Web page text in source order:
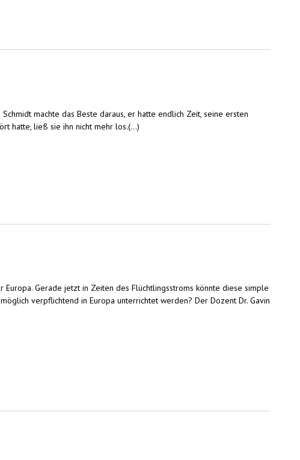
machte das Beste daraus, er hatte endlich Zeit, seine ersten
hatte, ließ sie ihn nicht mehr los.(...)
Gerade jetzt in Zeiten des Flüchtlingsstroms könnte diese simple
verpflichtend in Europa unterrichtet werden? Der Dozent Dr. Gavin